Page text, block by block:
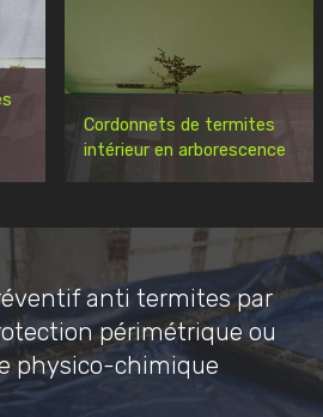
Cordonnets de termites
intérieur en arborescence
anti termites par
périmétrique ou
physico-chimique